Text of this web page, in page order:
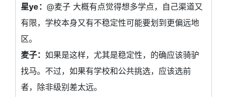
星ye： @麦子 大概有点觉得想多学点，自己渠道又
有限，学校本身又有不稳定性可能要划到更偏远地
区。
麦子： 如果是这样，尤其是稳定性，的确应该骑驴
找马。不过，如果有学校和公共挑选，应该选前
者，除非级别差太远。